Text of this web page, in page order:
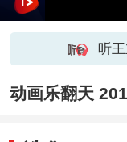
听
动画乐翻天